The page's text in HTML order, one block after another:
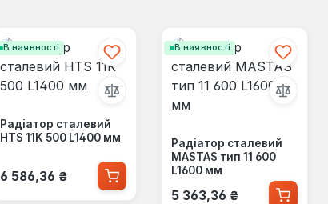
В наявності
Радіатор сталевий
HTS 11K 500 L1400 мм
Звичайна ціна:
6 586,36 ₴
В наявності
Радіатор сталевий
MASTAS тип 11 600
L1600 мм
Звичайна ціна:
5 363,36 ₴